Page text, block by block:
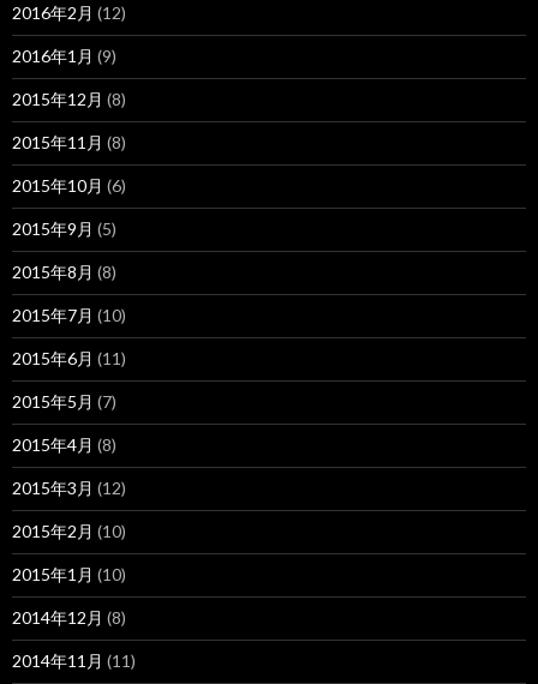
2016年2月 (12)
2016年1月 (9)
2015年12月 (8)
2015年11月 (8)
2015年10月 (6)
2015年9月 (5)
2015年8月 (8)
2015年7月 (10)
2015年6月 (11)
2015年5月 (7)
2015年4月 (8)
2015年3月 (12)
2015年2月 (10)
2015年1月 (10)
2014年12月 (8)
2014年11月 (11)